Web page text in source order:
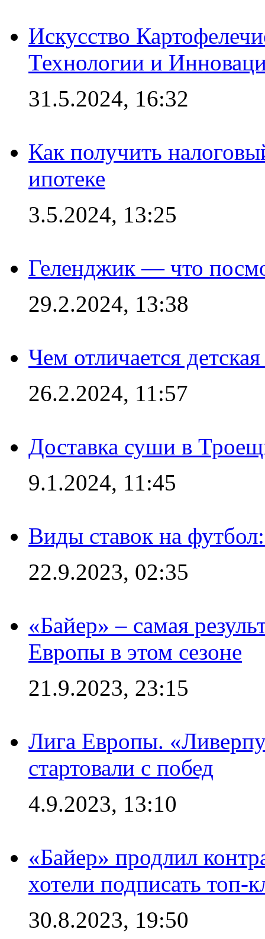
Искусство
Технологии и
31.5.2024, 16:32
Как получить
ипотеке
3.5.2024, 13:25
Геленджик — что
29.2.2024, 13:38
Чем отличается
26.2.2024, 11:57
Доставка суши в
9.1.2024, 11:45
Виды ставок на
22.9.2023, 02:35
«Байер» – самая
Европы в этом сезоне
21.9.2023, 23:15
Лига Европы.
стартовали с побед
4.9.2023, 13:10
«Байер» продлил
хотели подписать
30.8.2023, 19:50